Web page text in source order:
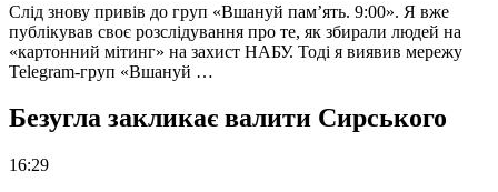
Слід знову привів до груп «Вшануй пам’ять. 9:00». Я вже
публікував своє розслідування про те, як збирали людей на
«картонний мітинг» на захист НАБУ. Тоді я виявив мережу
Telegram-груп «Вшануй …
Безугла закликає валити Сирського
16:29